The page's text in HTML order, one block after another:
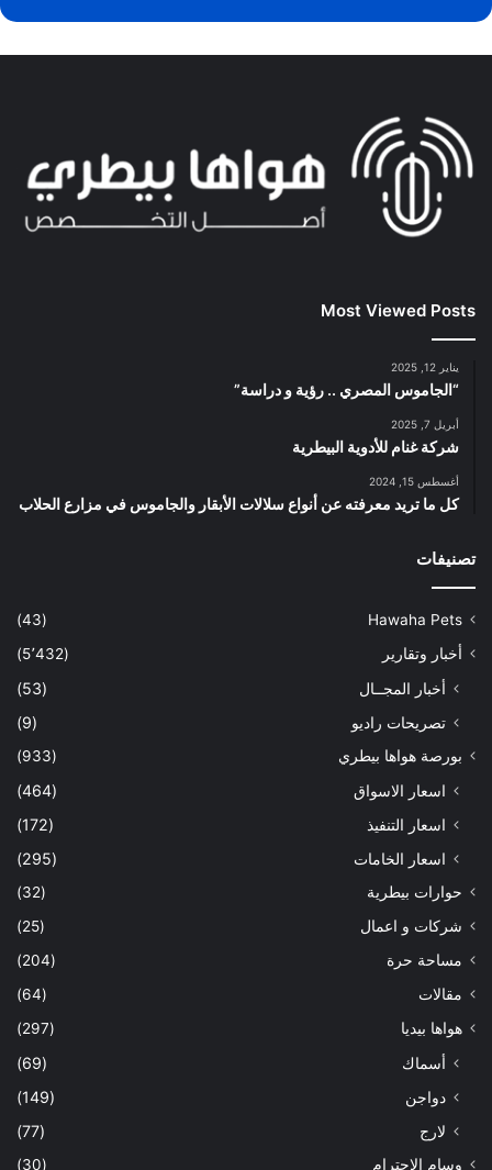
Most Viewed Posts
يناير 12, 2025
“الجاموس المصري .. رؤية و دراسة”
أبريل 7, 2025
شركة غنام للأدوية البيطرية
أغسطس 15, 2024
كل ما تريد معرفته عن أنواع سلالات الأبقار والجاموس في مزارع الحلاب
تصنيفات
Hawaha Pets
(43)
أخبار وتقارير
(5٬432)
أخبار المجــال
(53)
تصريحات راديو
(9)
بورصة هواها بيطري (933)
اسعار الاسواق
(464)
اسعار التنفيذ
(172)
اسعار الخامات
(295)
حوارات بيطرية
(32)
شركات و اعمال
(25)
مساحة حرة
(204)
مقالات
(64)
هواها بيديا
(297)
أسماك
(69)
دواجن
(149)
لارج
(77)
وسام الاحترام (30)